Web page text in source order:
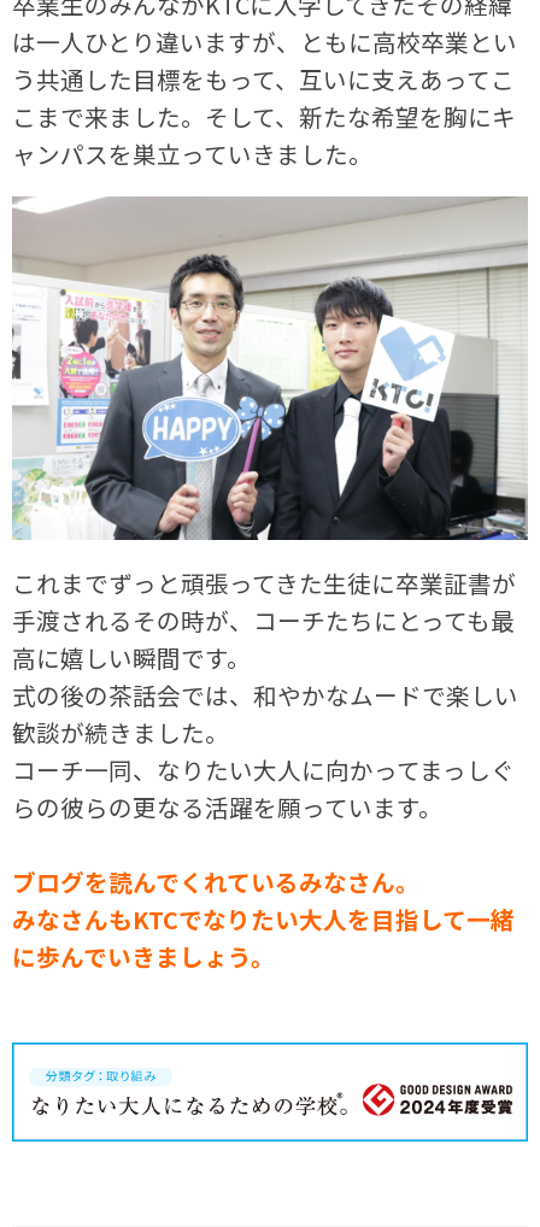
は一人ひとり違いますが、ともに高校卒業とい
う共通した目標をもって、互いに支えあってこ
こまで来ました。そして、新たな希望を胸にキ
ャンパスを巣立っていきました。
これまでずっと頑張ってきた生徒に卒業証書が
手渡されるその時が、コーチたちにとっても最
高に嬉しい瞬間です。
式の後の茶話会では、和やかなムードで楽しい
歓談が続きました。
コーチ一同、なりたい大人に向かってまっしぐ
らの彼らの更なる活躍を願っています。
ブログを読んでくれているみなさん。
みなさんもKTCでなりたい大人を目指して一緒
に歩んでいきましょう。